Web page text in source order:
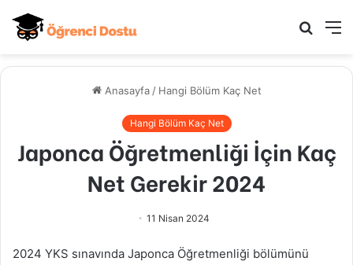
Arama
Anasayfa / Hangi Bölüm Kaç Net
Hangi Bölüm Kaç Net
Japonca Öğretmenliği İçin Kaç
Net Gerekir 2024
11 Nisan 2024
2024 YKS sınavında Japonca Öğretmenliği bölümünü